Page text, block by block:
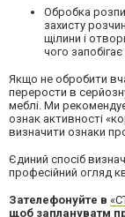
Обробка
захисту
щілини і
чого
Якщо не обробити
перерости в
меблі. Ми
ознак активності
визначити ознаки
Єдиний спосіб
професійний огляд
Зателефонуйте в
щоб заплануватм